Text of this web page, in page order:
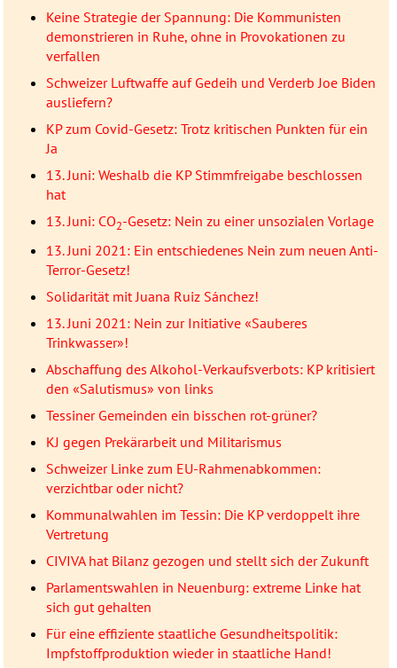
Keine Strategie der Spannung: Die Kommunisten
demonstrieren in Ruhe, ohne in Provokationen zu
verfallen
Schweizer Luftwaffe auf Gedeih und Verderb Joe Biden
ausliefern?
KP zum Covid-Gesetz: Trotz kritischen Punkten für ein
Ja
13. Juni: Weshalb die KP Stimmfreigabe beschlossen
hat
13. Juni: CO2-Gesetz: Nein zu einer unsozialen Vorlage
13. Juni 2021: Ein entschiedenes Nein zum neuen Anti-
Terror-Gesetz!
Solidarität mit Juana Ruiz Sánchez!
13. Juni 2021: Nein zur Initiative «Sauberes
Trinkwasser»!
Abschaffung des Alkohol-Verkaufsverbots: KP kritisiert
den «Salutismus» von links
Tessiner Gemeinden ein bisschen rot-grüner?
KJ gegen Prekärarbeit und Militarismus
Schweizer Linke zum EU-Rahmenabkommen:
verzichtbar oder nicht?
Kommunalwahlen im Tessin: Die KP verdoppelt ihre
Vertretung
CIVIVA hat Bilanz gezogen und stellt sich der Zukunft
Parlamentswahlen in Neuenburg: extreme Linke hat
sich gut gehalten
Für eine effiziente staatliche Gesundheitspolitik:
Impfstoffproduktion wieder in staatliche Hand!